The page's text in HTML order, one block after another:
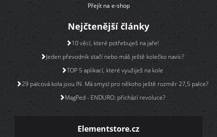
Přejít na e-shop
Nejčtenější články
10 věcí, které potřebuješ na jaře!
Jeden převodník stačí nebo máš ještě kolečko navíc?
TOP 5 aplikací, které využiješ na kole
29 palcová kola jsou IN. Má smysl pro někoho ještě rozměr 27,5 palce?
MagPed - ENDURO: přichází revoluce?
Elementstore.cz